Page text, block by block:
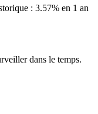
: 3.57% en 1 an
dans le temps.